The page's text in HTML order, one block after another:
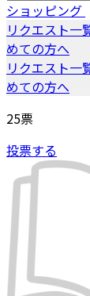
ショッピング
リクエスト一
めての方へ
リクエスト一
めての方へ
25票
投票する